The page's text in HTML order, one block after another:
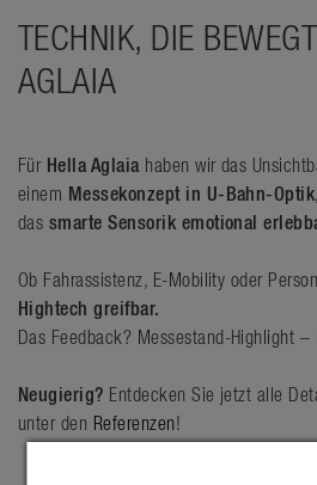
TECHNIK, DIE
AGLAIA
Für Hella Aglaia haben wir das
einem Messekonzept in U-Bahn-Optik,
das smarte Sensorik emotional
Ob Fahrassistenz, E-Mobility oder
Hightech greifbar.
Das Feedback? Messestand-Highlight
Neugierig? Entdecken Sie jetzt alle
unter den Referenzen!